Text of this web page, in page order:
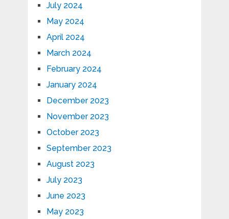
July 2024
May 2024
April 2024
March 2024
February 2024
January 2024
December 2023
November 2023
October 2023
September 2023
August 2023
July 2023
June 2023
May 2023